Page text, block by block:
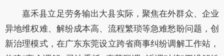
嘉禾县立足劳务输出大县实际，聚焦在外群众、企业
异地维权难、解纷成本高、流程繁琐等急难愁盼问题，创
新治理模式，在广东东莞设立跨省商事纠纷调解工作站，